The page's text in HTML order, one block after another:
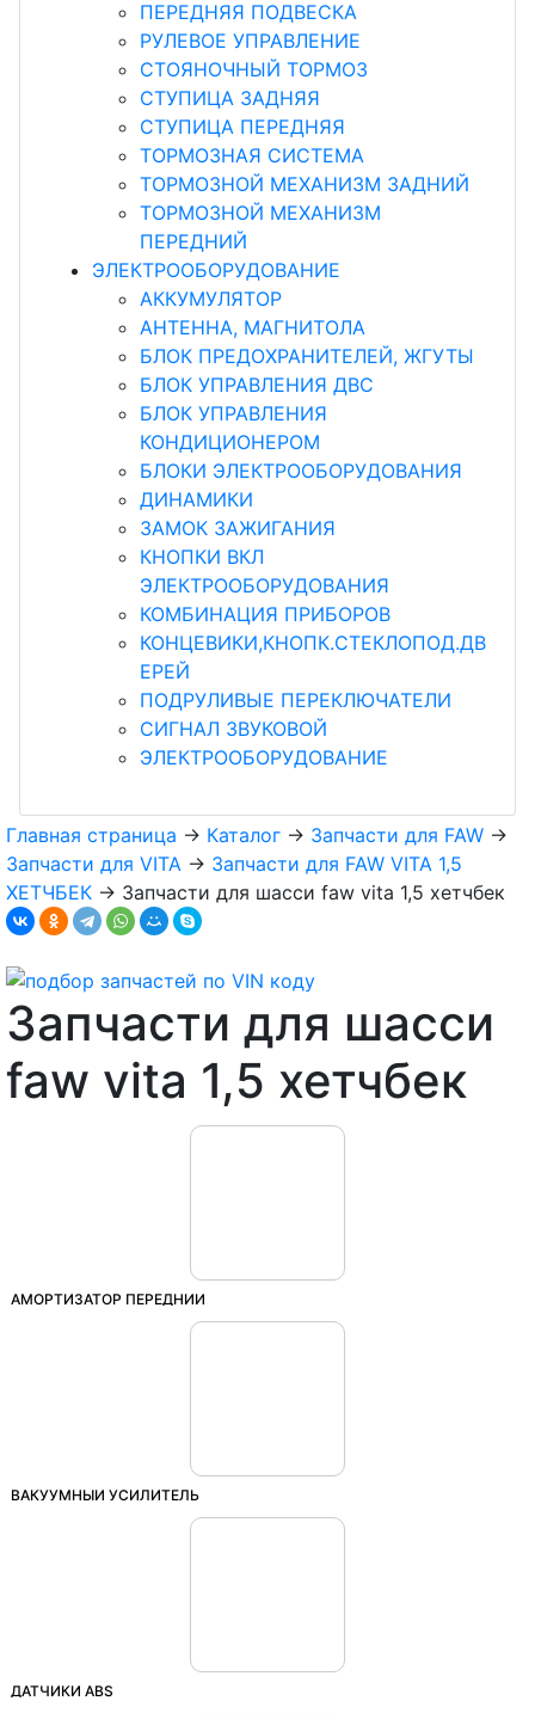
ПЕРЕДНЯЯ ПОДВЕСКА
РУЛЕВОЕ УПРАВЛЕНИЕ
СТОЯНОЧНЫЙ ТОРМОЗ
СТУПИЦА ЗАДНЯЯ
СТУПИЦА ПЕРЕДНЯЯ
ТОРМОЗНАЯ СИСТЕМА
ТОРМОЗНОЙ МЕХАНИЗМ ЗАДНИЙ
ТОРМОЗНОЙ МЕХАНИЗМ
ПЕРЕДНИЙ
ЭЛЕКТРООБОРУДОВАНИЕ
АККУМУЛЯТОР
АНТЕННА, МАГНИТОЛА
БЛОК ПРЕДОХРАНИТЕЛЕЙ, ЖГУТЫ
БЛОК УПРАВЛЕНИЯ ДВС
БЛОК УПРАВЛЕНИЯ
КОНДИЦИОНЕРОМ
БЛОКИ ЭЛЕКТРООБОРУДОВАНИЯ
ДИНАМИКИ
ЗАМОК ЗАЖИГАНИЯ
КНОПКИ ВКЛ
ЭЛЕКТРООБОРУДОВАНИЯ
КОМБИНАЦИЯ ПРИБОРОВ
КОНЦЕВИКИ,КНОПК.СТЕКЛОПОД.ДВ
ЕРЕЙ
ПОДРУЛИВЫЕ ПЕРЕКЛЮЧАТЕЛИ
СИГНАЛ ЗВУКОВОЙ
ЭЛЕКТРООБОРУДОВАНИЕ
Главная страница → Каталог → Запчасти для FAW →
Запчасти для VITA → Запчасти для FAW VITA 1,5
ХЕТЧБЕК → Запчасти для шасси faw vita 1,5 хетчбек
Запчасти для шасси
faw vita 1,5 хетчбек
АМОРТИЗАТОР ПЕРЕДНИЙ
ВАКУУМНЫЙ УСИЛИТЕЛЬ
ДАТЧИКИ ABS